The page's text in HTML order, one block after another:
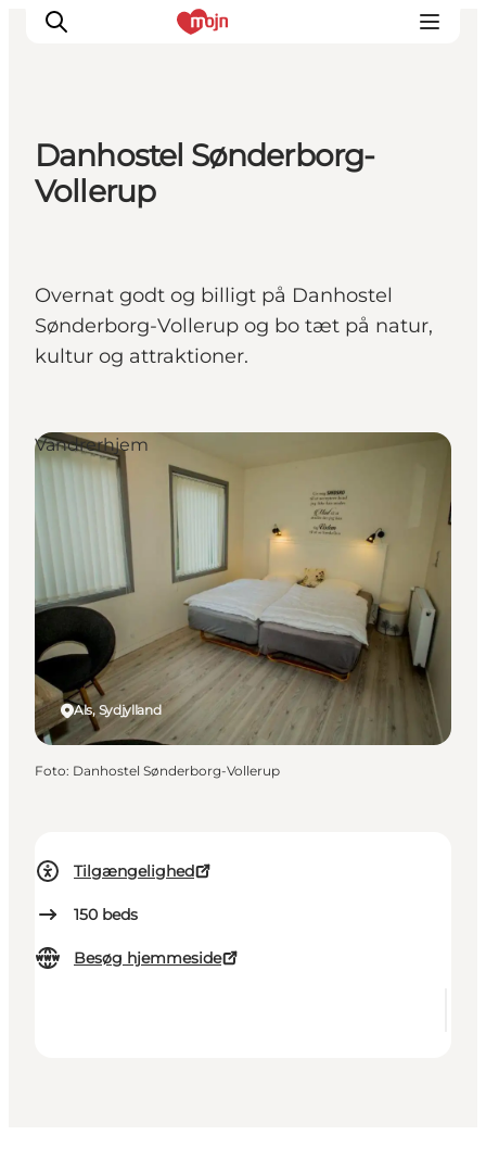
Oplevelser
Byer & Steder
Planlæg din ferie
Booking
Danhostel Sønderborg-
Vollerup
Overnat godt og billigt på Danhostel
Sønderborg-Vollerup og bo tæt på natur,
kultur og attraktioner.
Tilgængelighed
150 beds
Besøg hjemmeside
Als, Sydjylland
Vandrerhjem
Foto: Danhostel Sønderborg-Vollerup